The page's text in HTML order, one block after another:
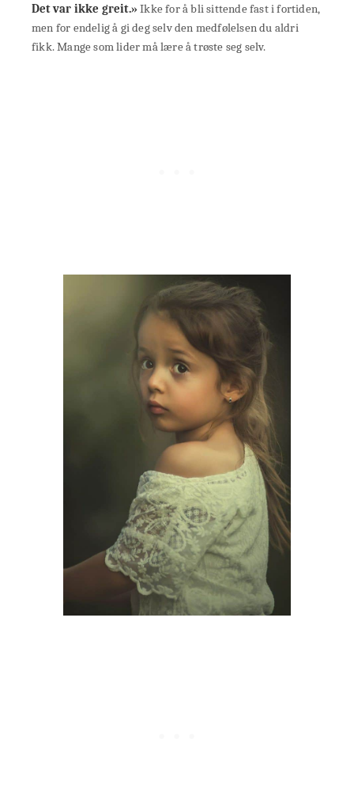
Det var ikke greit.»Ikke for å bli sittende fast i fortiden,
men for endelig å gi deg selv den medfølelsen du aldri
fikk. Mange som lider må lære å trøste seg selv.